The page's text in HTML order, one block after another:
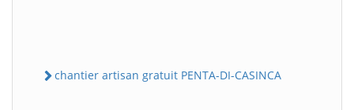
chantier artisan gratuit PENTA-DI-CASINCA